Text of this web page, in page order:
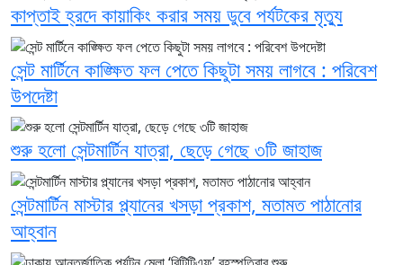
কাপ্তাই হ্রদে কায়াকিং করার সময় ডুবে পর্যটকের মৃত্যু
সেন্ট মার্টিনে কাঙ্ক্ষিত ফল পেতে কিছুটা সময় লাগবে : পরিবেশ
উপদেষ্টা
শুরু হলো সেন্টমার্টিন যাত্রা, ছেড়ে গেছে ৩টি জাহাজ
সেন্টমার্টিন মাস্টার প্ল্যানের খসড়া প্রকাশ, মতামত পাঠানোর
আহ্বান